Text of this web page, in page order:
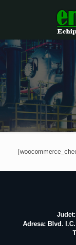
Adresa: Blvd.